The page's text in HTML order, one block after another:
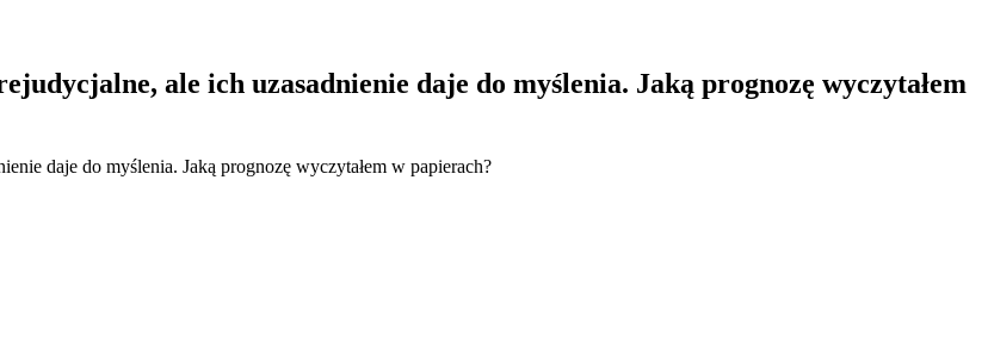
ale ich uzasadnienie daje do myślenia. Jaką prognozę wyczytałem